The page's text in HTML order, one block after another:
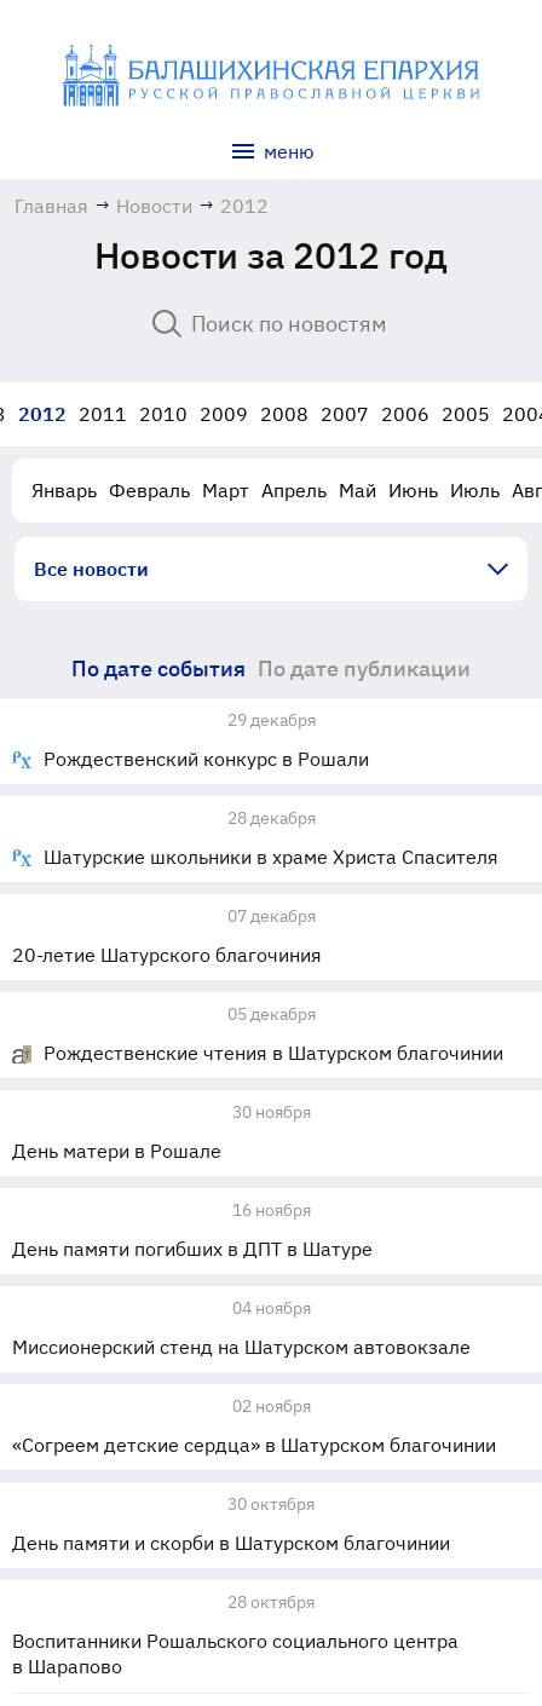
меню
Главная → Новости → 2012
Новости за 2012 год
2012 2011 2010 2009 2008 2007 2006 2005
Январь Февраль Март Апрель Май Июнь Июль
Все новости
По дате события По дате публикации
29 декабря
Рождественский конкурс в Рошали
28 декабря
Шатурские школьники в храме Христа Спасителя
07 декабря
20-летие Шатурского благочиния
05 декабря
Рождественские чтения в Шатурском благочинии
30 ноября
День матери в Рошале
16 ноября
День памяти погибших в ДПТ в Шатуре
04 ноября
Миссионерский стенд на Шатурском автовокзале
02 ноября
«Согреем детские сердца» в Шатурском благочинии
30 октября
День памяти и скорби в Шатурском благочинии
28 октября
Воспитанники Рошальского социального центра
в Шарапово